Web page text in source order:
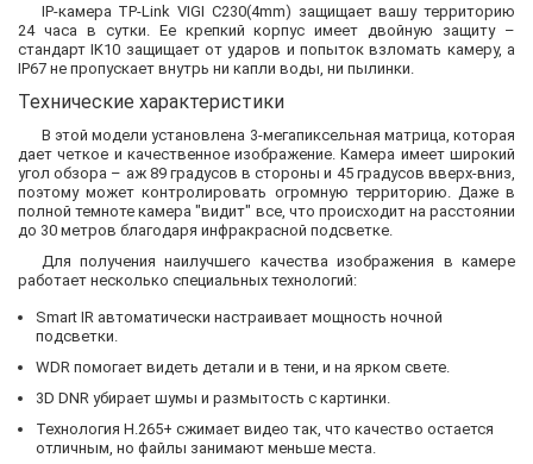
IP-камера TP-Link VIGI C230(4mm) защищает вашу территорию
24 часа в сутки. Ее крепкий корпус имеет двойную защиту –
стандарт IK10 защищает от ударов и попыток взломать камеру, а
IP67 не пропускает внутрь ни капли воды, ни пылинки.
Технические характеристики
В этой модели установлена ​​3-мегапиксельная матрица, которая
дает четкое и качественное изображение. Камера имеет широкий
угол обзора – аж 89 градусов в стороны и 45 градусов вверх-вниз,
поэтому может контролировать огромную территорию. Даже в
полной темноте камера "видит" все, что происходит на расстоянии
до 30 метров благодаря инфракрасной подсветке.
Для получения наилучшего качества изображения в камере
работает несколько специальных технологий:
Smart IR автоматически настраивает мощность ночной
подсветки.
WDR помогает видеть детали и в тени, и на ярком свете.
3D DNR убирает шумы и размытость с картинки.
Технология H.265+ сжимает видео так, что качество остается
отличным, но файлы занимают меньше места.